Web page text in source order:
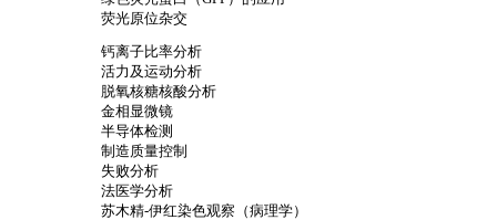
荧光原位杂交
钙离子比率分析
活力及运动分析
脱氧核糖核酸分析
金相显微镜
半导体检测
制造质量控制
失败分析
法医学分析
苏木精-伊红染色观察（病理学）